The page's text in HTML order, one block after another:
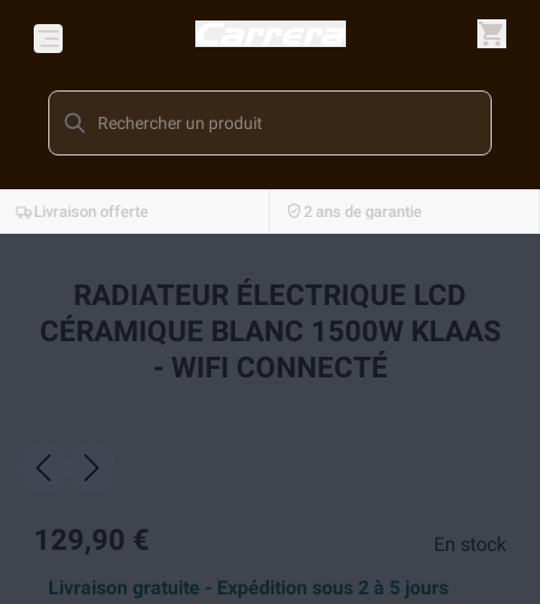
Livraison offerte 2 ans de garantie
RADIATEUR ÉLECTRIQUE LCD
CÉRAMIQUE BLANC 1500W KLAAS
- WIFI CONNECTÉ
129,90 €
En stock
Livraison gratuite - Expédition sous 2 à 5 jours